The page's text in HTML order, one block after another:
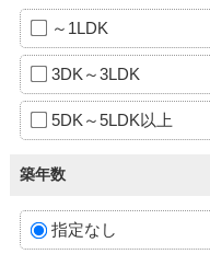
～1LDK
3DK～3LDK
5DK～5LDK以上
築年数
指定なし